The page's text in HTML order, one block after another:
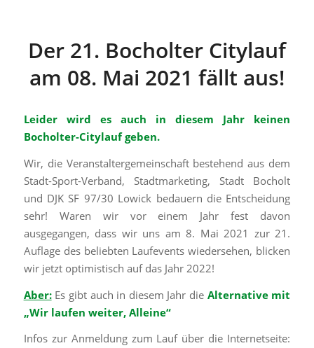
Der 21. Bocholter Citylauf
am 08. Mai 2021 fällt aus!
Leider wird es auch in diesem Jahr keinen
Bocholter-Citylauf geben.
Wir, die Veranstaltergemeinschaft bestehend aus dem
Stadt-Sport-Verband, Stadtmarketing, Stadt Bocholt
und DJK SF 97/30 Lowick bedauern die Entscheidung
sehr! Waren wir vor einem Jahr fest davon
ausgegangen, dass wir uns am 8. Mai 2021 zur 21.
Auflage des beliebten Laufevents wiedersehen, blicken
wir jetzt optimistisch auf das Jahr 2022!
Aber:Es gibt auch in diesem Jahr die Alternative mit
„Wir laufen weiter, Alleine“
Infos zur Anmeldung zum Lauf über die Internetseite: